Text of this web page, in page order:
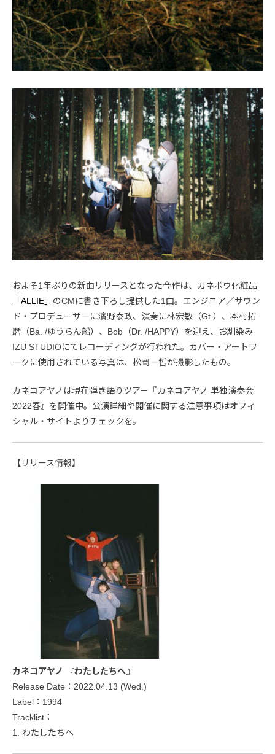
およそ1年ぶりの新曲リリースとなった今作は、カネボウ化粧品
「ALLIE」 のCMに書き下ろし提供した1曲。エンジニア／サウン
ド・プロデューサーに濱野泰政、演奏に林宏敏（Gt.）、本村拓
磨（Ba. /ゆうらん船）、Bob（Dr. /HAPPY）を迎え、お馴染み
IZU STUDIOにてレコーディングが行われた。カバー・アートワ
ークに使用されている写真は、松岡一哲が撮影したもの。
カネコアヤノは現在弾き語りツアー『カネコアヤノ 単独演奏会
2022春』を開催中。公演詳細や開催に関する注意事項はオフィ
シャル・サイトよりチェックを。
【リリース情報】
カネコアヤノ 『わたしたちへ』
Release Date：2022.04.13 (Wed.)
Label：1994
Tracklist：
1. わたしたちへ